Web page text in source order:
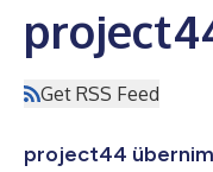
Get RSS Feed
project44